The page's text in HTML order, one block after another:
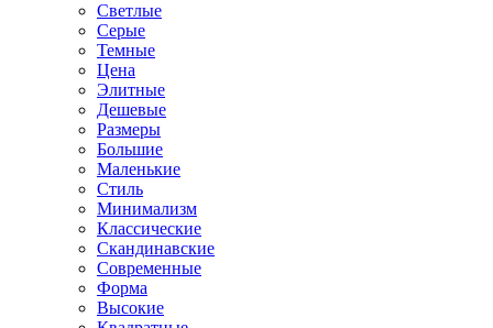
Светлые
Серые
Темные
Цена
Элитные
Дешевые
Размеры
Большие
Маленькие
Стиль
Минимализм
Классические
Скандинавские
Современные
Форма
Высокие